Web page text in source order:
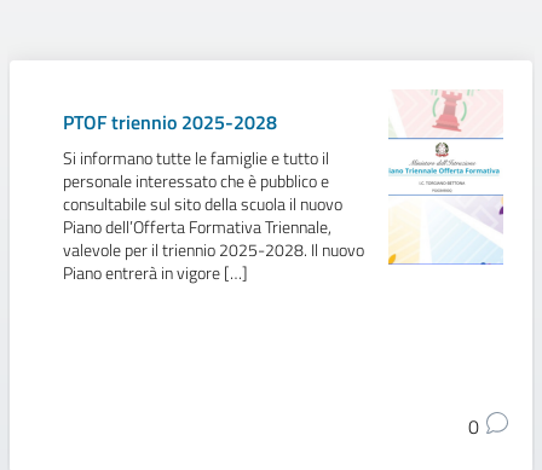
PTOF triennio 2025-2028
Si informano tutte le famiglie e tutto il
personale interessato che è pubblico e
consultabile sul sito della scuola il nuovo
Piano dell’Offerta Formativa Triennale,
valevole per il triennio 2025-2028. Il nuovo
Piano entrerà in vigore […]
0